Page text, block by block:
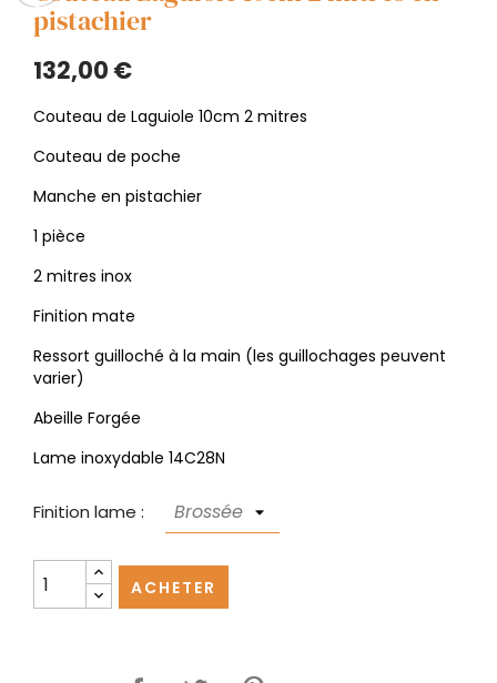
pistachier
132,00 €
Couteau de Laguiole 10cm 2 mitres
Couteau de poche
Manche en pistachier
1 pièce
2 mitres inox
Finition mate
Ressort guilloché à la main (les guillochages peuvent
varier)
Abeille Forgée
Lame inoxydable 14C28N
Finition lame :
ACHETER